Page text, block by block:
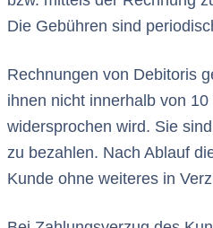
Die Gebühren sind
Rechnungen von Debitoris
ihnen nicht innerhalb von 10
widersprochen wird. Sie
zu bezahlen. Nach Ablauf
Kunde ohne weiteres in